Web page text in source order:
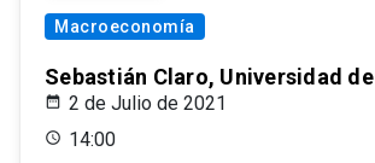
Macroeconomía
Sebastián Claro, Universidad
2 de Julio de 2021
14:00